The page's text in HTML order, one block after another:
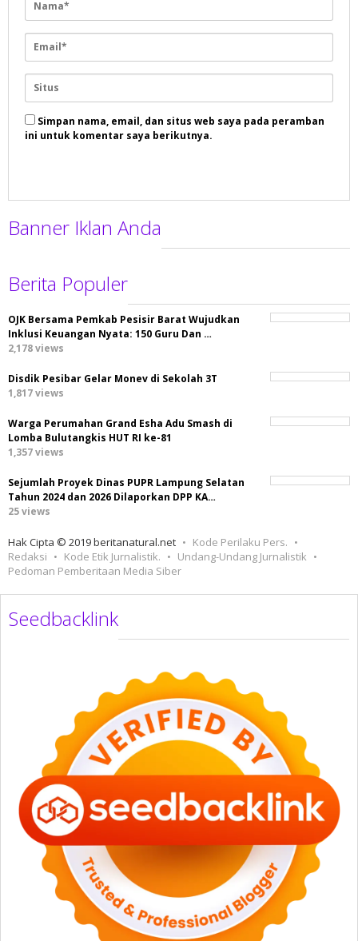
Simpan nama, email, dan situs web saya pada peramban
ini untuk komentar saya berikutnya.
Banner Iklan Anda
Berita Populer
OJK Bersama Pemkab Pesisir Barat Wujudkan
Inklusi Keuangan Nyata: 150 Guru Dan …
2,178 views
Disdik Pesibar Gelar Monev di Sekolah 3T
1,817 views
Warga Perumahan Grand Esha Adu Smash di
Lomba Bulutangkis HUT RI ke-81
1,357 views
Sejumlah Proyek Dinas PUPR Lampung Selatan
Tahun 2024 dan 2026 Dilaporkan DPP KA…
25 views
Hak Cipta © 2019 beritanatural.net
Kode Perilaku Pers.
Redaksi
Kode Etik Jurnalistik.
Undang-Undang Jurnalistik
Pedoman Pemberitaan Media Siber
Seedbacklink